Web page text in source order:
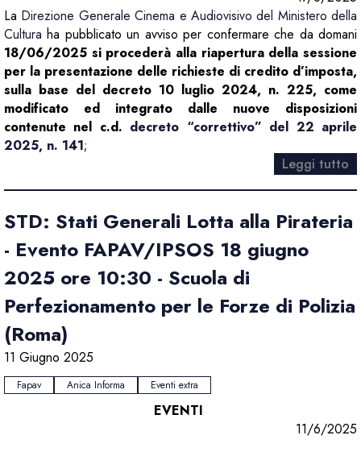
La Direzione Generale Cinema e Audiovisivo del Ministero della
Cultura ha pubblicato un avviso per confermare che da domani
18/06/2025 si procederà alla riapertura della sessione
per la presentazione delle richieste di credito d’imposta,
sulla base del decreto 10 luglio 2024, n. 225, come
modificato ed integrato dalle nuove disposizioni
contenute nel c.d. decreto “correttivo” del 22 aprile
2025, n. 141;
Leggi tutto
STD: Stati Generali Lotta alla Pirateria
- Evento FAPAV/IPSOS 18 giugno
2025 ore 10:30 - Scuola di
Perfezionamento per le Forze di Polizia
(Roma)
11 Giugno 2025
Fapav Anica Informa Eventi extra
EVENTI
11/6/2025